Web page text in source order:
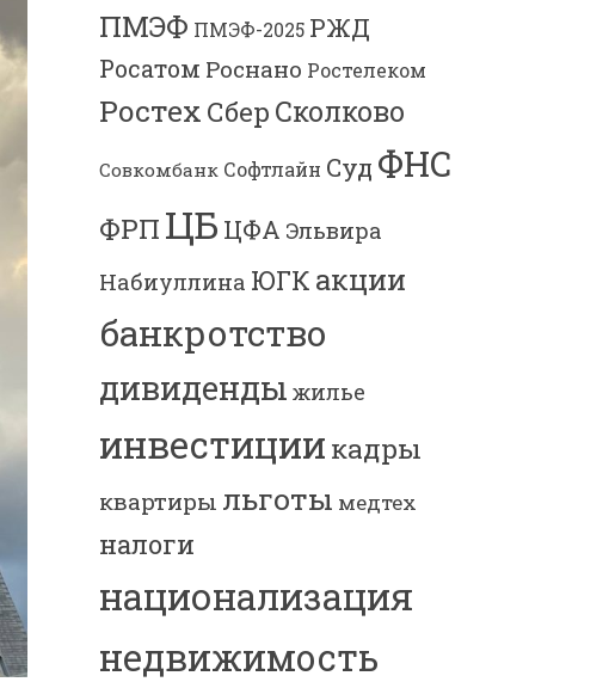
ПМЭФ ПМЭФ-2025 РЖД
Росатом Роснано Ростелеком
Ростех Сбер Сколково
Совкомбанк Софтлайн Суд ФНС
ФРП ЦБ ЦФА Эльвира
Набиуллина ЮГК акции
банкротство
дивиденды жилье
инвестиции кадры
квартиры льготы медтех
налоги
национализация
недвижимость